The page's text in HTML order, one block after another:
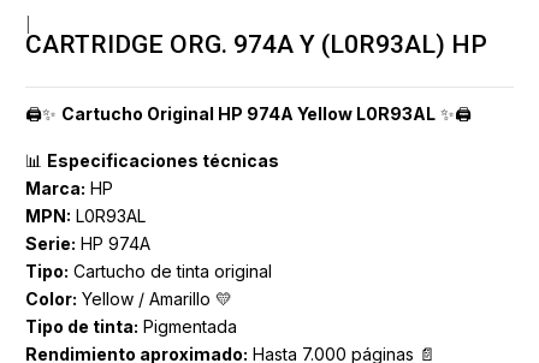
CARTRIDGE ORG. 974A Y (L0R93AL) HP
🖨️✨ Cartucho Original HP 974A Yellow L0R93AL ✨🖨️
📊 Especificaciones técnicas
Marca: HP
MPN: L0R93AL
Serie: HP 974A
Tipo: Cartucho de tinta original
Color: Yellow / Amarillo 💛
Tipo de tinta: Pigmentada
Rendimiento aproximado: Hasta 7.000 páginas 📄